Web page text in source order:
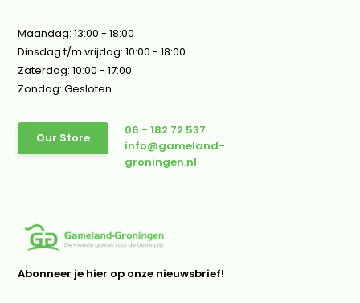
Maandag: 13:00 - 18:00
Dinsdag t/m vrijdag: 10:00 - 18:00
Zaterdag: 10:00 - 17:00
Zondag: Gesloten
Our Store
06 - 182 72 537
info@gameland-
groningen.nl
Abonneer je hier op onze nieuwsbrief!